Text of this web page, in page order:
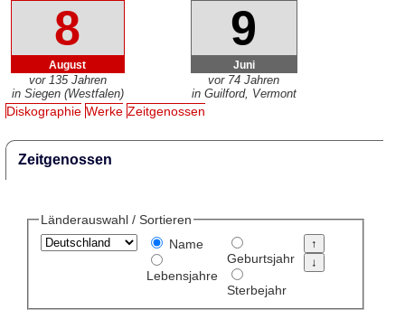
8
August
vor 135 Jahren
in Siegen (Westfalen)
9
Juni
vor 74 Jahren
in Guilford, Vermont
Diskographie Werke Zeitgenossen
Zeitgenossen
Länderauswahl / Sortieren
Name
Lebensjahre
Geburtsjahr
Sterbejahr